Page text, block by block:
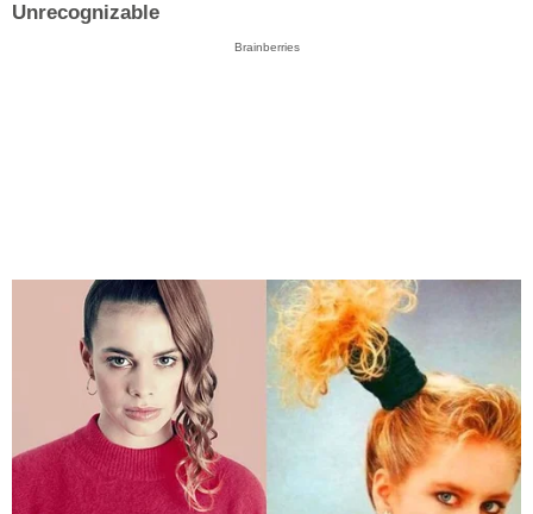
Unrecognizable
Brainberries